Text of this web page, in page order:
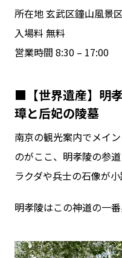
所在地 玄武区鐘山風景
入場料 無料
営業時間 8:30 – 17:00
■【世界遺産】明
璋と后妃の陵墓
南京の観光案内でメイ
のがここ、明孝陵の参
ラクダや兵士の石像が
明孝陵はこの神道の一番